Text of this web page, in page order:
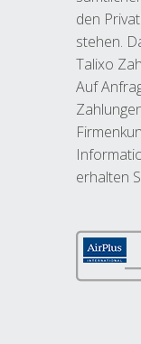
den
stehen.
Talixo
Auf
erhalten